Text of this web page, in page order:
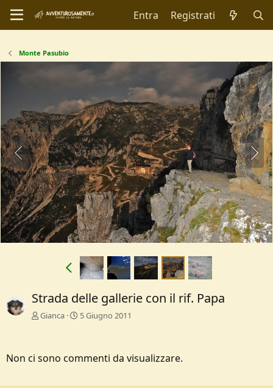
Entra Registrati
Monte Pasubio
Strada delle gallerie con il rif. Papa
Gianca 5 Giugno 2011
Non ci sono commenti da visualizzare.